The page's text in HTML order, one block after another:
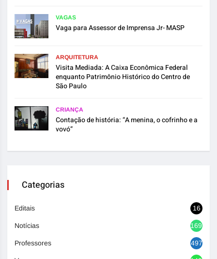
VAGAS
Vaga para Assessor de Imprensa Jr- MASP
ARQUITETURA
Visita Mediada: A Caixa Econômica Federal
enquanto Patrimônio Histórico do Centro de
São Paulo
CRIANÇA
Contação de história: “A menina, o cofrinho e a
vovó”
Categorias
Editais 16
Notícias 1692
Professores 497